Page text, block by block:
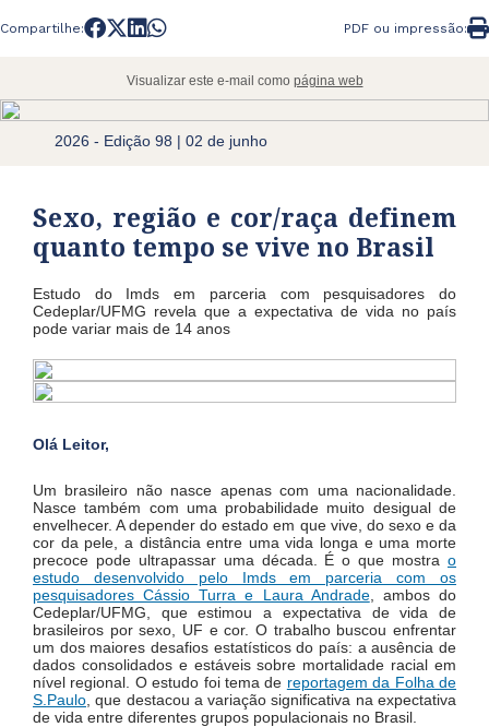
Compartilhe: PDF ou impressão:
Visualizar este e-mail como página web
2026 - Edição 98 | 02 de junho
Sexo, região e cor/raça definem
quanto tempo se vive no Brasil
Estudo do Imds em parceria com pesquisadores do
Cedeplar/UFMG revela que a expectativa de vida no país
pode variar mais de 14 anos
Olá Leitor,
Um brasileiro não nasce apenas com uma nacionalidade.
Nasce também com uma probabilidade muito desigual de
envelhecer. A depender do estado em que vive, do sexo e da
cor da pele, a distância entre uma vida longa e uma morte
precoce pode ultrapassar uma década. É o que mostra o
estudo desenvolvido pelo Imds em parceria com os
pesquisadores Cássio Turra e Laura Andrade, ambos do
Cedeplar/UFMG, que estimou a expectativa de vida de
brasileiros por sexo, UF e cor. O trabalho buscou enfrentar
um dos maiores desafios estatísticos do país: a ausência de
dados consolidados e estáveis sobre mortalidade racial em
nível regional. O estudo foi tema de reportagem da Folha de
S.Paulo , que destacou a variação significativa na expectativa
de vida entre diferentes grupos populacionais no Brasil.